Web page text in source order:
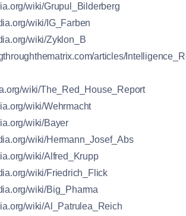
wiki/Grupul_Bilderberg
wiki/IG_Farben
wiki/Zyklon_B
articles/
wiki/The_Red_House_Report
wiki/Wehrmacht
wiki/Bayer
wiki/Hermann_Josef_Abs
wiki/Alfred_Krupp
wiki/Friedrich_Flick
wiki/Big_Pharma
wiki/Al_Patrulea_Reich